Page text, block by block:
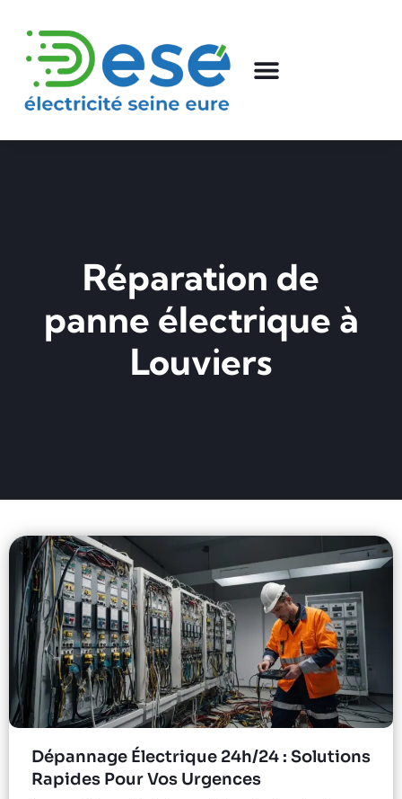
Réparation de
panne électrique à
Louviers
Dépannage Électrique 24h/24 : Solutions
Rapides Pour Vos Urgences